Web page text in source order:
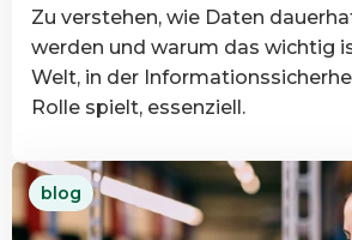
wichtig
ist
Zu verstehen, wie Daten
werden und warum das wichtig
Welt, in der
Rolle spielt, essenziell.
Read
more
about
blog